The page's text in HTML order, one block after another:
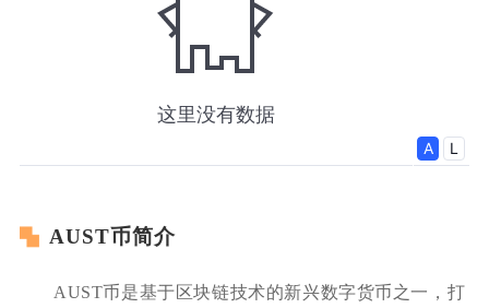
AUST币简介
AUST币是基于区块链技术的新兴数字货币之一，打